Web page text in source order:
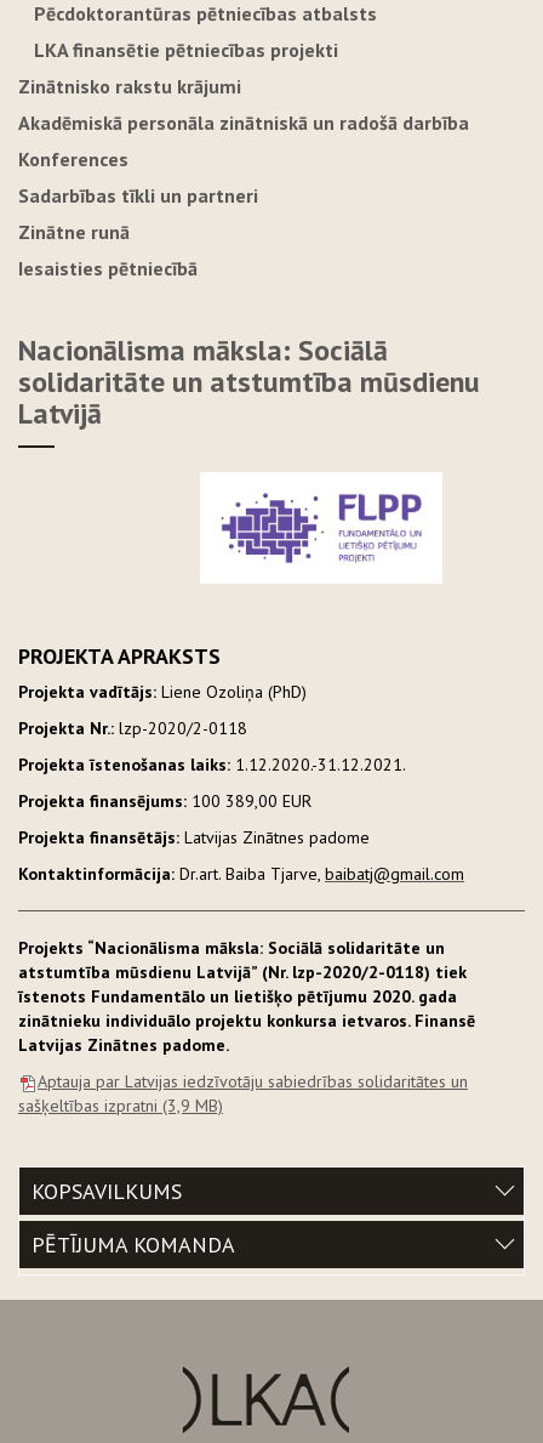
Pēcdoktorantūras pētniecības atbalsts
LKA finansētie pētniecības projekti
Zinātnisko rakstu krājumi
Akadēmiskā personāla zinātniskā un radošā darbība
Konferences
Sadarbības tīkli un partneri
Zinātne runā
Iesaisties pētniecībā
Nacionālisma māksla: Sociālā
solidaritāte un atstumtība mūsdienu
Latvijā
PROJEKTA APRAKSTS
Projekta vadītājs: Liene Ozoliņa (PhD)
Projekta Nr.: lzp-2020/2-0118
Projekta īstenošanas laiks: 1.12.2020.-31.12.2021.
Projekta finansējums: 100 389,00 EUR
Projekta finansētājs: Latvijas Zinātnes padome
Kontaktinformācija: Dr.art. Baiba Tjarve, baibatj@gmail.com
Projekts “Nacionālisma māksla: Sociālā solidaritāte un
atstumtība mūsdienu Latvijā” (Nr. lzp-2020/2-0118) tiek
īstenots Fundamentālo un lietišķo pētījumu 2020. gada
zinātnieku individuālo projektu konkursa ietvaros. Finansē
Latvijas Zinātnes padome.
Aptauja par Latvijas iedzīvotāju sabiedrības solidaritātes un
sašķeltības izpratni (3,9 MB)
KOPSAVILKUMS
PĒTĪJUMA KOMANDA